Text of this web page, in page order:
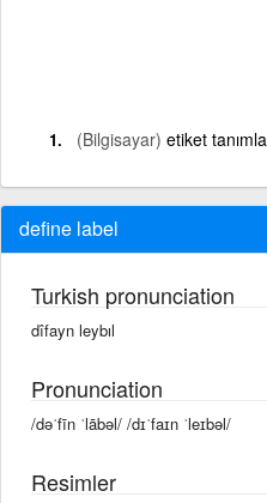
(Bilgisayar) etiket tanımla
define label
Turkish pronunciation
dîfayn leybıl
Pronunciation
/dəˈfīn ˈlābəl/ /dɪˈfaɪn ˈleɪbəl/
Resimler